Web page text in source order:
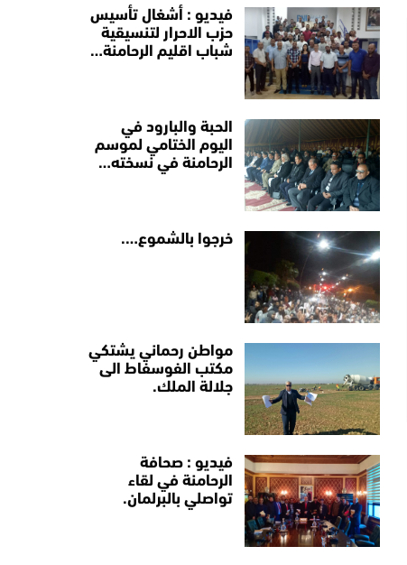
فيديو : أشغال تأسيس
حزب الاحرار لتنسيقية
شباب اقليم الرحامنة…
الحبة والبارود في
اليوم الختامي لموسم
الرحامنة في نسخته…
خرجوا بالشموع….
مواطن رحماني يشتكي
مكتب الفوسفاط الى
جلالة الملك.
فيديو : صحافة
الرحامنة في لقاء
تواصلي بالبرلمان.